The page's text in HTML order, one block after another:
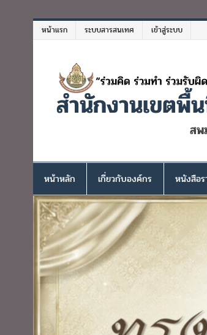
หน้าแรก ระบบสารสนเทศ เข้าสู่ระบบ
สำนักงานเขตพื้
สพ
หน้าหลัก เกี่ยวกับองค์กร หนังสือ